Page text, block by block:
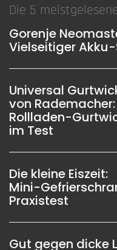
Die 5
Gorenje
Vielseitiger
Universal
von Rademacher:
Rollladen-
im Test
Die kleine Eiszeit:
Mini-
Praxistest
Gut gegen dicke